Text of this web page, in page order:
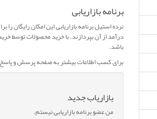
برنامه بازاریابی
نرده استیل برنامه بازاریابی این امکان رایگان
باشد.
برای کسب اطلاعات بیشتر به صفحه پرسش و پاسخ یا
بازاریاب جدید
من عضو برنامه بازاریابی نیستم.